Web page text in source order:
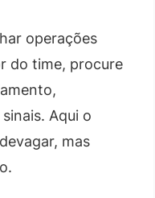
operações
do time, procure
Aqui o
mas